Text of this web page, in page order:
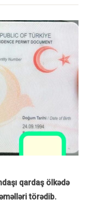
qardaş ölkədə
törədib.